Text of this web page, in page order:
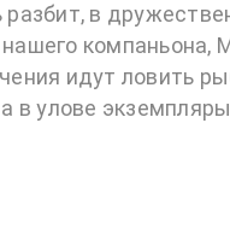
разбит, в
идут ловить
в улове